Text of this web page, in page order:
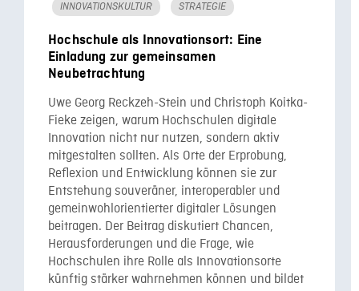
INNOVATIONSKULTUR STRATEGIE
Hochschule als Innovationsort: Eine
Einladung zur gemeinsamen
Neubetrachtung
Uwe Georg Reckzeh-Stein und Christoph Koitka-
Fieke zeigen, warum Hochschulen digitale
Innovation nicht nur nutzen, sondern aktiv
mitgestalten sollten. Als Orte der Erprobung,
Reflexion und Entwicklung können sie zur
Entstehung souveräner, interoperabler und
gemeinwohlorientierter digitaler Lösungen
beitragen. Der Beitrag diskutiert Chancen,
Herausforderungen und die Frage, wie
Hochschulen ihre Rolle als Innovationsorte
künftig stärker wahrnehmen können und bildet